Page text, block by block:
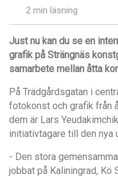
2 min läsning
Just nu kan du se en
grafik på Strängnäs
samarbete mellan åtta
På Trädgårdsgatan i
fotokonst och grafik från
dem är Lars
initiativtagare till den nya
- Den stora
jobbat på Kaliningrad, Kö